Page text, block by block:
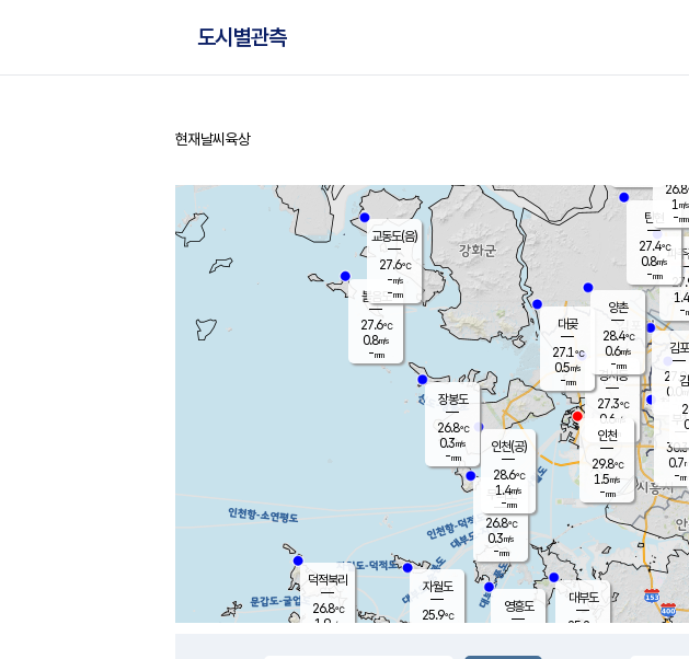
도시별관측
홈
현재날씨 육상
무의도
26.8℃
0.3m/s
-mm
영흥도
볼음도
27.6℃
0.8m/s
-mm
자월도
25.9℃
장봉도
26.8℃
0.3m/s
-mm
대부도
25.2
경서동
27.3℃
0.6 m/s
-mm
파
1.4
-
대곶
27.1℃
0.5m/s
-mm
탄현
27.4℃
0.8m/s
-mm
김포
27.9
0.0
mm
부
30.3
0.7m/s
-mm
양촌
28.4℃
0.6m/s
-mm
덕적북리
26.8℃
1.9m/s
인천(공)
28.6℃
1.4m/s
-mm
교동도(음)
27.6℃
-m/s
-mm
인천
29.8℃
1.5m/s
-mm
26.8
1 m/s
-mm